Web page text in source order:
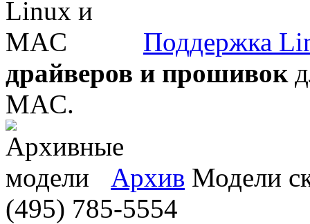
Поддержка
драйверов и прошивок
MAC.
Архив Модели
(495) 785-5554